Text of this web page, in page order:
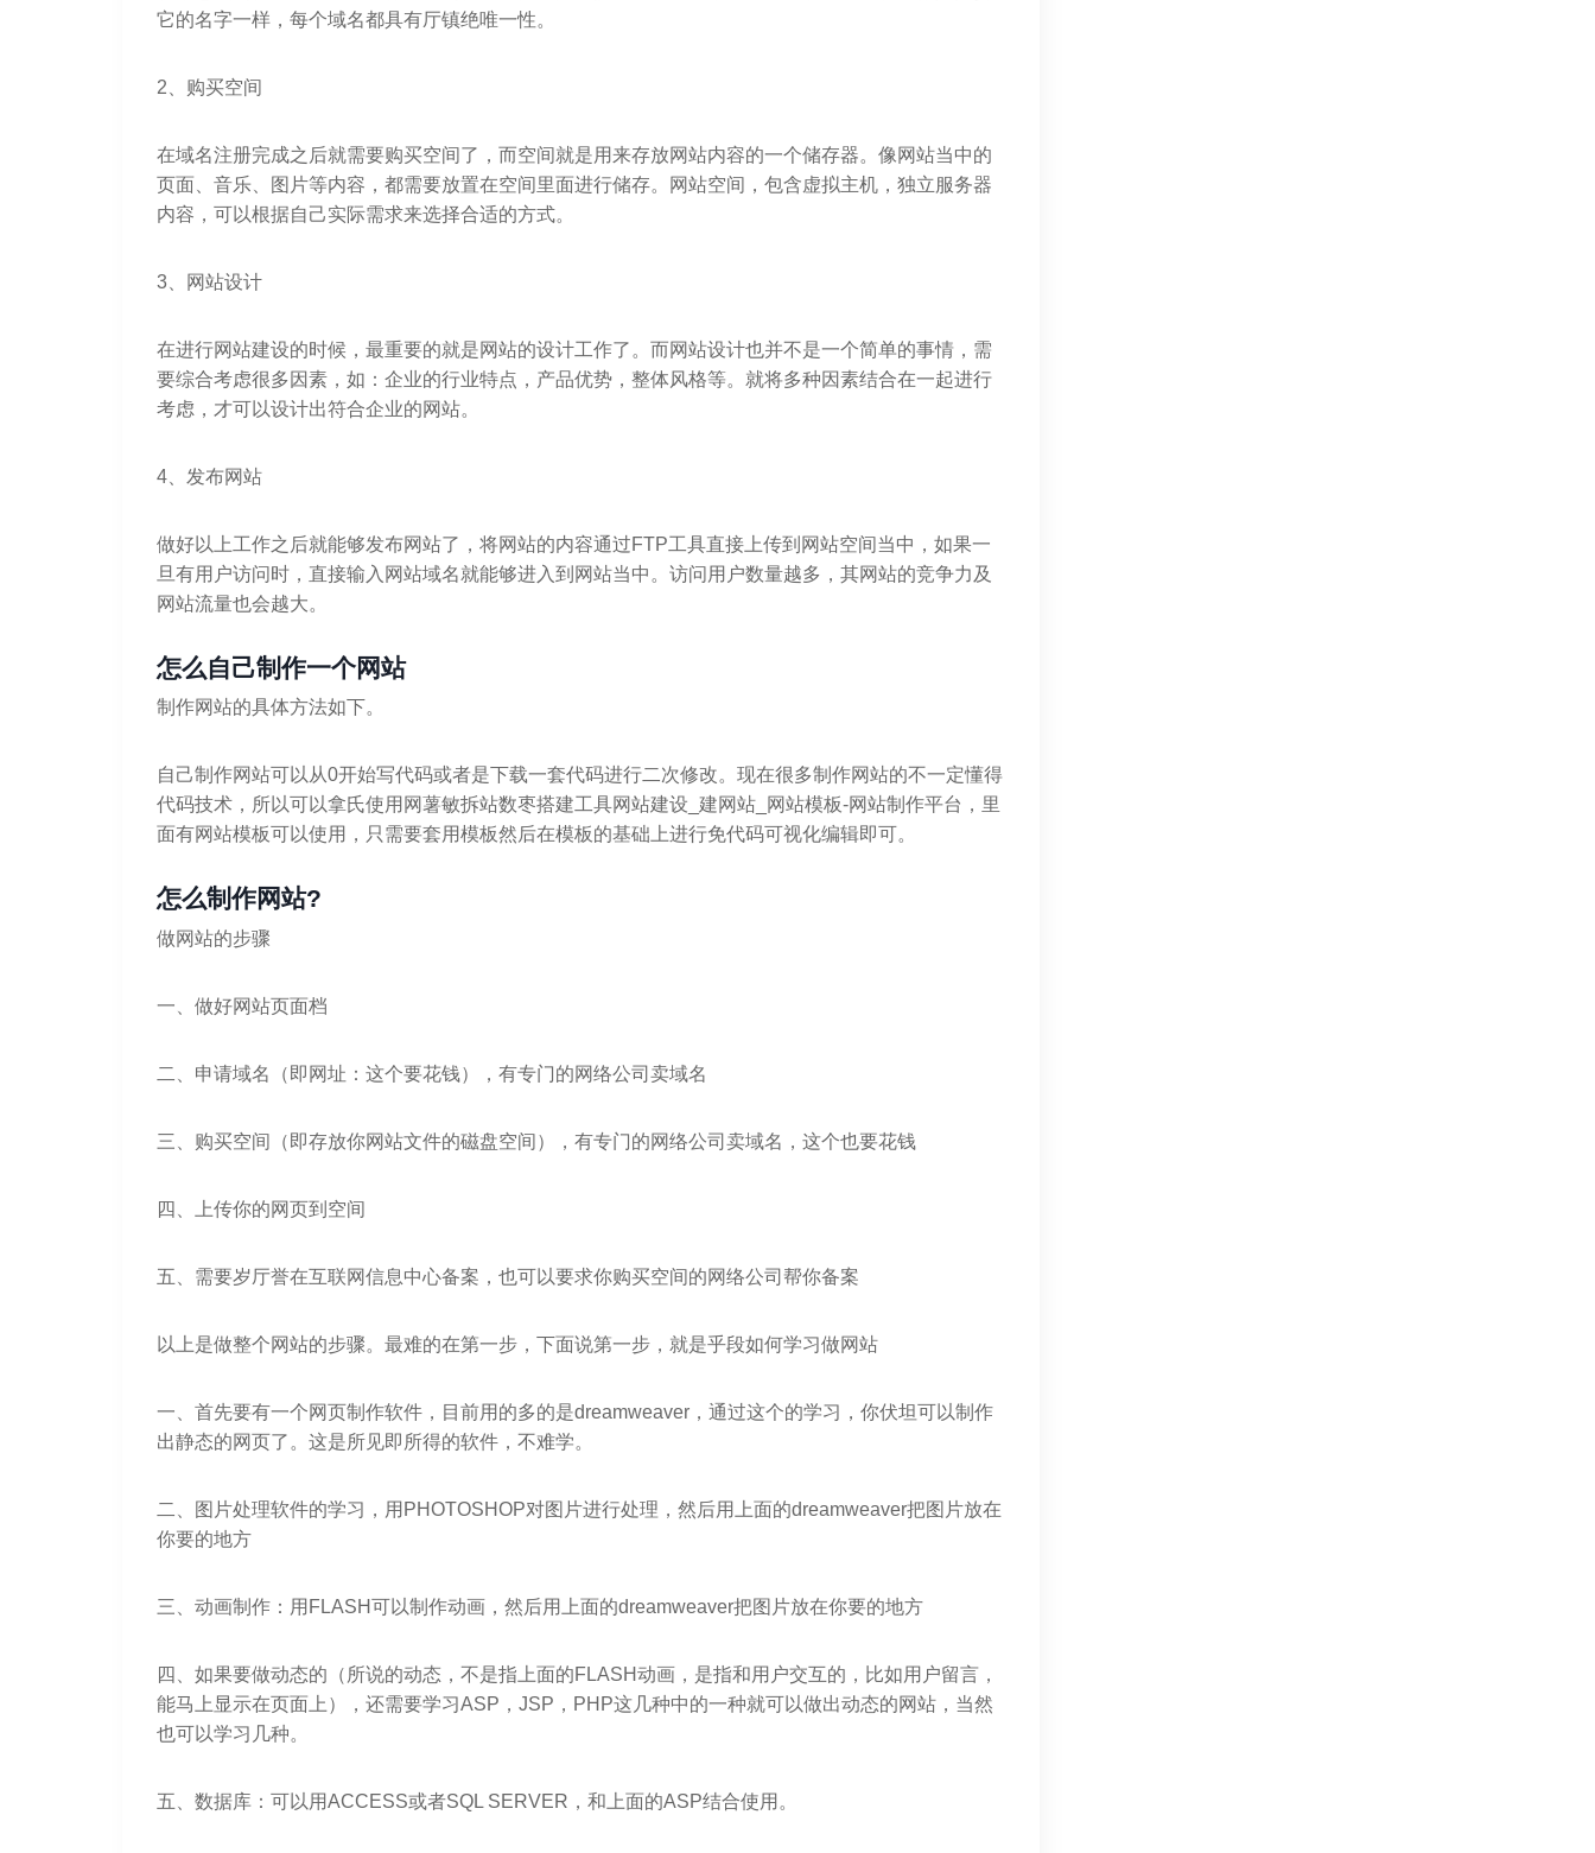
它的名字一样，每个域名都具有厅镇绝唯一性。
2、购买空间
在域名注册完成之后就需要购买空间了，而空间就是用来存放网站内容的一个储存器。像网站当中的
页面、音乐、图片等内容，都需要放置在空间里面进行储存。网站空间，包含虚拟主机，独立服务器
内容，可以根据自己实际需求来选择合适的方式。
3、网站设计
在进行网站建设的时候，最重要的就是网站的设计工作了。而网站设计也并不是一个简单的事情，需
要综合考虑很多因素，如：企业的行业特点，产品优势，整体风格等。就将多种因素结合在一起进行
考虑，才可以设计出符合企业的网站。
4、发布网站
做好以上工作之后就能够发布网站了，将网站的内容通过FTP工具直接上传到网站空间当中，如果一
旦有用户访问时，直接输入网站域名就能够进入到网站当中。访问用户数量越多，其网站的竞争力及
网站流量也会越大。
怎么自己制作一个网站
制作网站的具体方法如下。
自己制作网站可以从0开始写代码或者是下载一套代码进行二次修改。现在很多制作网站的不一定懂得
代码技术，所以可以拿氏使用网薯敏拆站数枣搭建工具网站建设_建网站_网站模板-网站制作平台，里
面有网站模板可以使用，只需要套用模板然后在模板的基础上进行免代码可视化编辑即可。
怎么制作网站?
做网站的步骤
一、做好网站页面档
二、申请域名（即网址：这个要花钱），有专门的网络公司卖域名
三、购买空间（即存放你网站文件的磁盘空间），有专门的网络公司卖域名，这个也要花钱
四、上传你的网页到空间
五、需要岁厅誉在互联网信息中心备案，也可以要求你购买空间的网络公司帮你备案
以上是做整个网站的步骤。最难的在第一步，下面说第一步，就是乎段如何学习做网站
一、首先要有一个网页制作软件，目前用的多的是dreamweaver，通过这个的学习，你伏坦可以制作
出静态的网页了。这是所见即所得的软件，不难学。
二、图片处理软件的学习，用PHOTOSHOP对图片进行处理，然后用上面的dreamweaver把图片放在
你要的地方
三、动画制作：用FLASH可以制作动画，然后用上面的dreamweaver把图片放在你要的地方
四、如果要做动态的（所说的动态，不是指上面的FLASH动画，是指和用户交互的，比如用户留言，
能马上显示在页面上），还需要学习ASP，JSP，PHP这几种中的一种就可以做出动态的网站，当然
也可以学习几种。
五、数据库：可以用ACCESS或者SQL SERVER，和上面的ASP结合使用。